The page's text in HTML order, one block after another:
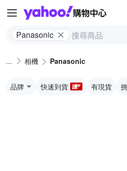
Panasonic
相機 Panasonic
品牌 快速到貨 有現貨